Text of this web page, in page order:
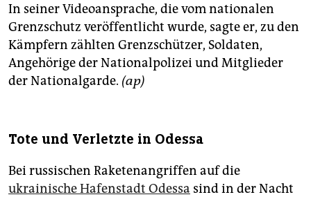
In seiner Videoansprache, die vom nationalen
Grenzschutz veröffentlicht wurde, sagte er, zu den
Kämpfern zählten Grenzschützer, Soldaten,
Angehörige der Nationalpolizei und Mitglieder
der Nationalgarde. (ap)
Tote und Verletzte in Odessa
Bei russischen Raketenangriffen auf die
ukrainische Hafenstadt Odessa sind in der Nacht